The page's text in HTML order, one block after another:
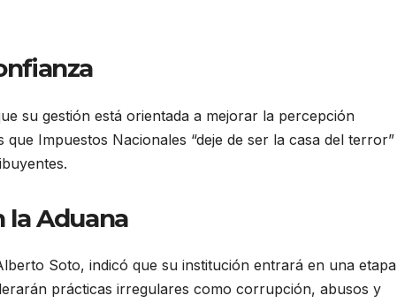
su gestión está orientada a mejorar la percepción
Impuestos Nacionales “deje de ser la casa del terror”
la Aduana
Soto, indicó que su institución entrará en una etapa
prácticas irregulares como corrupción, abusos y